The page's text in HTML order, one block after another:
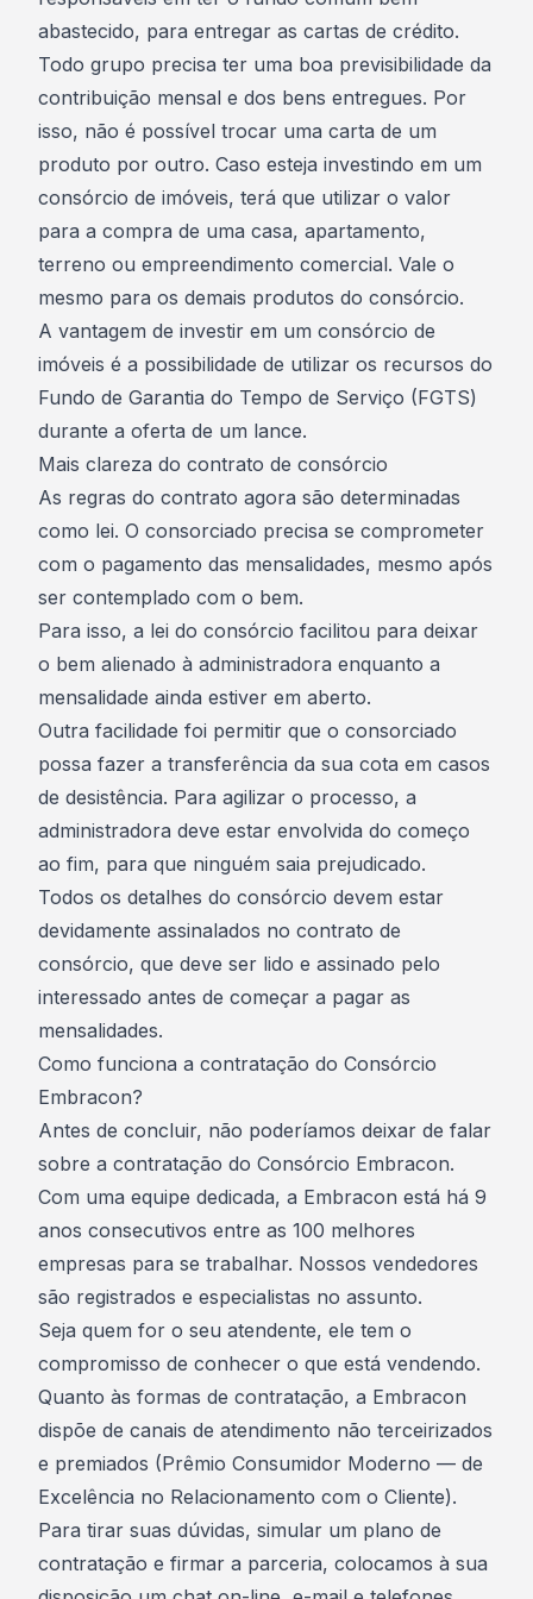
abastecido, para entregar as cartas de crédito.
Todo grupo precisa ter uma boa previsibilidade da
contribuição mensal e dos bens entregues. Por
isso, não é possível trocar uma carta de um
produto por outro. Caso esteja investindo em um
consórcio de imóveis, terá que utilizar o valor
para a compra de uma casa, apartamento,
terreno ou empreendimento comercial. Vale o
mesmo para os demais produtos do consórcio.
A vantagem de investir em um consórcio de
imóveis é a possibilidade de utilizar os recursos do
Fundo de Garantia do Tempo de Serviço (FGTS)
durante a oferta de um lance.
Mais clareza do contrato de consórcio
As regras do contrato agora são determinadas
como lei. O consorciado precisa se comprometer
com o pagamento das mensalidades, mesmo após
ser contemplado com o bem.
Para isso, a lei do consórcio facilitou para deixar
o bem alienado à administradora enquanto a
mensalidade ainda estiver em aberto.
Outra facilidade foi permitir que o consorciado
possa fazer a transferência da sua cota em casos
de desistência. Para agilizar o processo, a
administradora deve estar envolvida do começo
ao fim, para que ninguém saia prejudicado.
Todos os detalhes do consórcio devem estar
devidamente assinalados no contrato de
consórcio, que deve ser lido e assinado pelo
interessado antes de começar a pagar as
mensalidades.
Como funciona a contratação do Consórcio
Embracon?
Antes de concluir, não poderíamos deixar de falar
sobre a contratação do Consórcio Embracon.
Com uma equipe dedicada, a Embracon está há 9
anos consecutivos entre as 100 melhores
empresas para se trabalhar. Nossos vendedores
são registrados e especialistas no assunto.
Seja quem for o seu atendente, ele tem o
compromisso de conhecer o que está vendendo.
Quanto às formas de contratação, a Embracon
dispõe de canais de atendimento não terceirizados
e premiados (Prêmio Consumidor Moderno — de
Excelência no Relacionamento com o Cliente).
Para tirar suas dúvidas, simular um plano de
contratação e firmar a parceria, colocamos à sua